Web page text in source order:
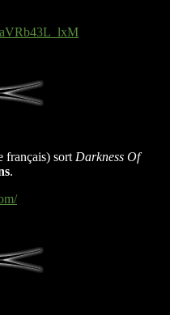
français) sort Darkness Of
.